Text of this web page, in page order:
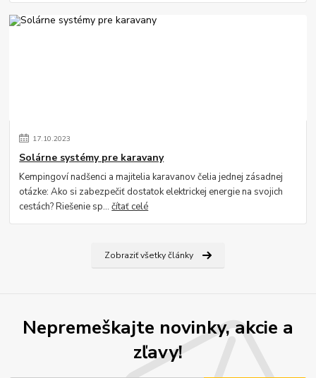
17.10.2023
Solárne systémy pre karavany
Kempingoví nadšenci a majitelia karavanov čelia jednej zásadnej
otázke: Ako si zabezpečiť dostatok elektrickej energie na svojich
cestách? Riešenie sp...čítať celé
Zobraziť všetky články
Nepremeškajte novinky, akcie a
zľavy!